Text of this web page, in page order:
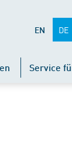
EN DE
Service